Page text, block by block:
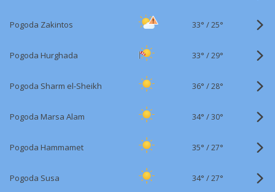
Pogoda Zakintos 33° /25°
Pogoda Hurghada 33° /29°
Pogoda Sharm el-Sheikh 36° /28°
Pogoda Marsa Alam 34° /30°
Pogoda Hammamet 35° /27°
Pogoda Susa 34° /27°